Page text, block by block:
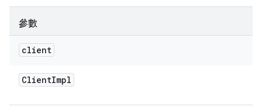
參數
client
ClientImpl